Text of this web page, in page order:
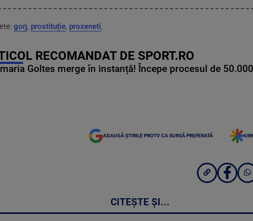
gorj, prostituție, proxeneti,
RECOMANDAT DE SPORT.RO
Goltes merge în instanță! Începe procesul de
ADAUGĂ ȘTIRILE PROTV CA SURSĂ PREFERATĂ
CITEȘTE ȘI...